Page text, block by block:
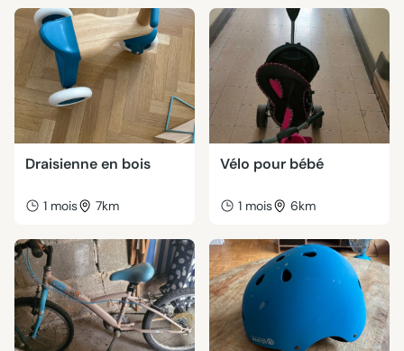
Draisienne en bois
1 mois 7km
Vélo pour bébé
1 mois 6km